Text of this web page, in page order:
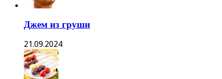
Джем из груши
21.09.2024